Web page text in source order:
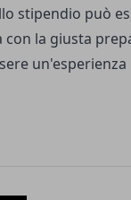
stipendio può
la giusta